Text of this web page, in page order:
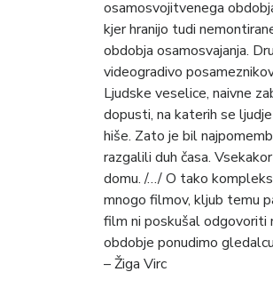
osamosvojitvenega
kjer hranijo tudi
obdobja osamosvajanja.
videogradivo
Ljudske veselice, naivne
dopusti, na katerih se
hiše. Zato je bil
razgalili duh časa.
domu. /…/ O tako
mnogo filmov, kljub temu
film ni poskušal odgovoriti
obdobje ponudimo
– Žiga Virc